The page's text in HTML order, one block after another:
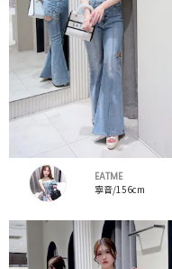
EATME
寧音/156cm